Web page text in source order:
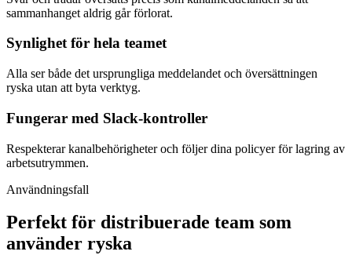
sammanhanget aldrig går förlorat.
Synlighet för hela teamet
Alla ser både det ursprungliga meddelandet och översättningen
ryska utan att byta verktyg.
Fungerar med Slack-kontroller
Respekterar kanalbehörigheter och följer dina policyer för lagring av
arbetsutrymmen.
Användningsfall
Perfekt för distribuerade team som
använder ryska